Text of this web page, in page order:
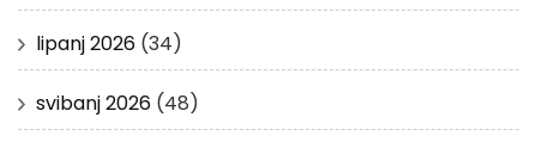
lipanj 2026 (34)
svibanj 2026 (48)